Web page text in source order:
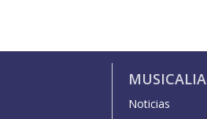
MUSICALIA
Noticias